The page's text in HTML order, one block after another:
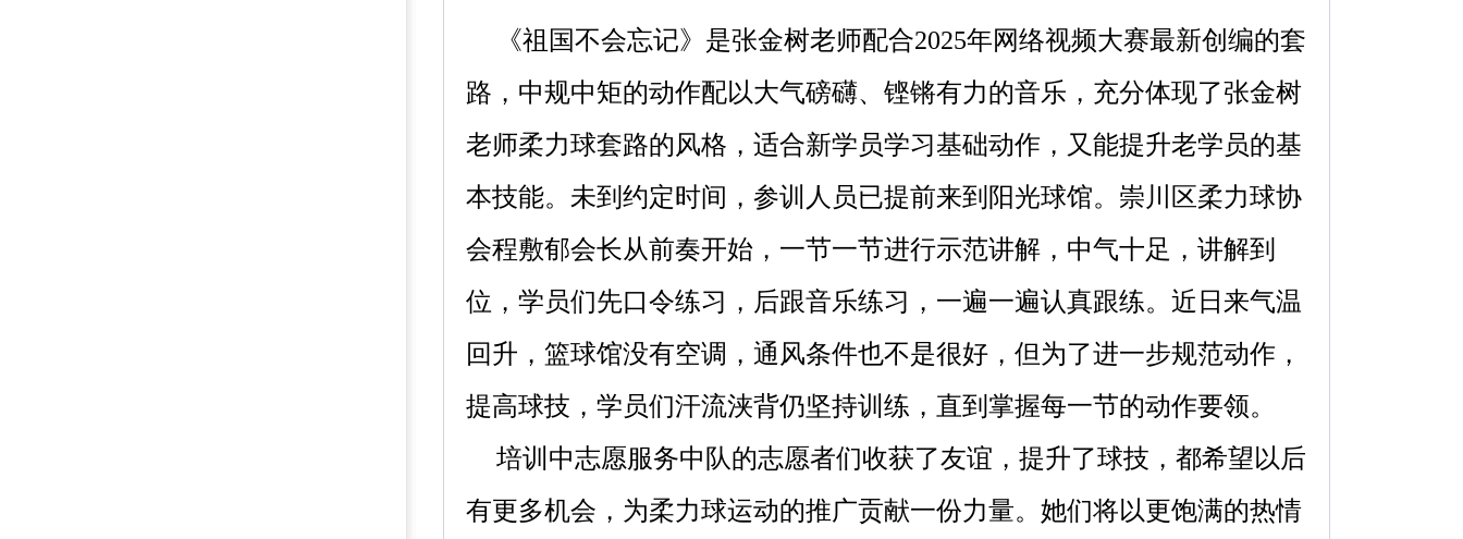
《祖国不会忘记》是张金树老师配合2025年网络视频大赛最新创编的套
路，中规中矩的动作配以大气磅礴、铿锵有力的音乐，充分体现了张金树
老师柔力球套路的风格，适合新学员学习基础动作，又能提升老学员的基
本技能。未到约定时间，参训人员已提前来到阳光球馆。崇川区柔力球协
会程敷郁会长从前奏开始，一节一节进行示范讲解，中气十足，讲解到
位，学员们先口令练习，后跟音乐练习，一遍一遍认真跟练。近日来气温
回升，篮球馆没有空调，通风条件也不是很好，但为了进一步规范动作，
提高球技，学员们汗流浃背仍坚持训练，直到掌握每一节的动作要领。
培训中志愿服务中队的志愿者们收获了友谊，提升了球技，都希望以后
有更多机会，为柔力球运动的推广贡献一份力量。她们将以更饱满的热情